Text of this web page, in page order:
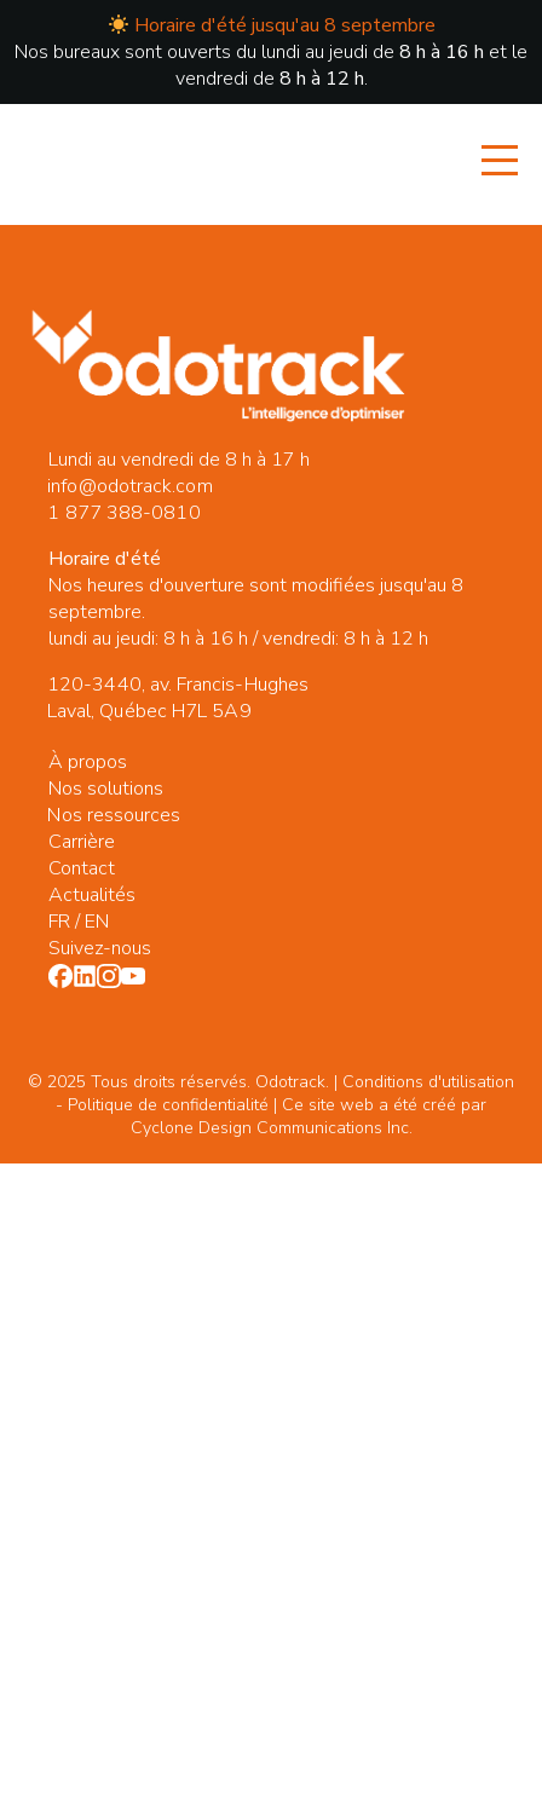
Horaire d'été jusqu'au 8 septembre
Nos bureaux sont ouverts du lundi au jeudi de 8 h à 16 h et le
vendredi de 8 h à 12 h.
Lundi au vendredi de 8 h à 17 h
info@odotrack.com
1 877 388-0810
Horaire d'été
Nos heures d'ouverture sont modifiées jusqu'au 8
septembre.
lundi au jeudi: 8 h à 16 h / vendredi: 8 h à 12 h
120-3440, av. Francis-Hughes
Laval, Québec H7L 5A9
À propos
Nos solutions
Nos ressources
Carrière
Contact
Actualités
FR/EN
Suivez-nous
© 2025 Tous droits réservés. Odotrack. | Conditions d'utilisation
- Politique de confidentialité | Ce site web a été créé par
Cyclone Design Communications Inc.